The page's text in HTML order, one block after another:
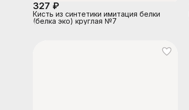
327 ₽
Кисть из синтетики имитация белки
(белка эко) круглая №7